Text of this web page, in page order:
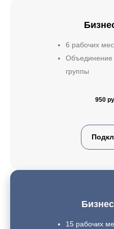
6 рабочих
Объединение
группы
950
15 рабочих